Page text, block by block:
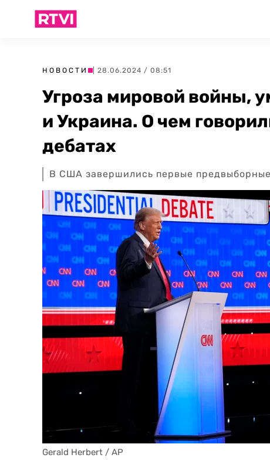
НОВОСТИ | 28.06.2024 / 08:51
Угроза мировой войны,
и Украина. О чем
дебатах
В США завершились первые
Gerald Herbert / AP